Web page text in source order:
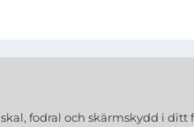
skal, fodral och skärmskydd i ditt